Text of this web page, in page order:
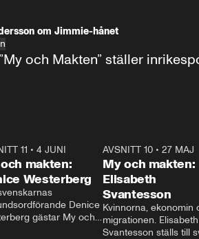
om Jimmie-hånet
och Makten” ställer
23:40
11 •4 JUNI
makten:
Westerberg
Denice
gästar My och
AVSNITT 10 •27 MAJ
My och makten:
Elisabeth
Svantesson
Kvinnorna, ekonomin
migrationen. Elisabeth
Svantesson ställs till